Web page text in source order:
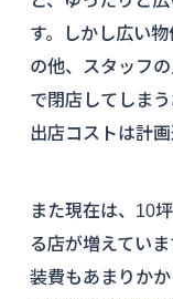
す。しかし広い
の他、スタッフ
で閉店してしま
出店コストは計画
また現在は、10
る店が増えてい
装費もあまりか